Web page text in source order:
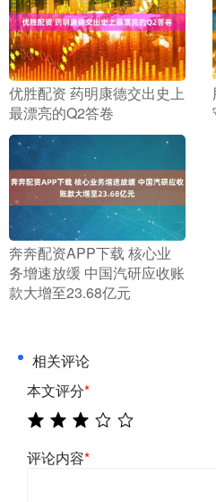
​优胜配资 药明康德交出史上
最漂亮的Q2答卷
​奔奔配资APP下载 核心业
务增速放缓 中国汽研应收账
款大增至23.68亿元
相关评论
本文评分*
评论内容*